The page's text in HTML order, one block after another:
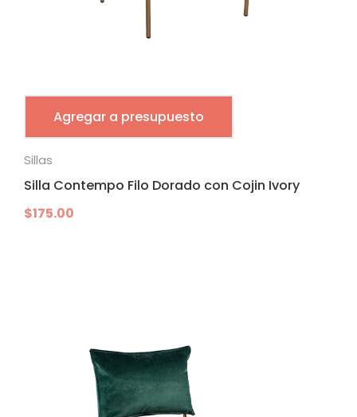
Agregar a presupuesto
Sillas
Silla Contempo Filo Dorado con Cojin Ivory
$175.00